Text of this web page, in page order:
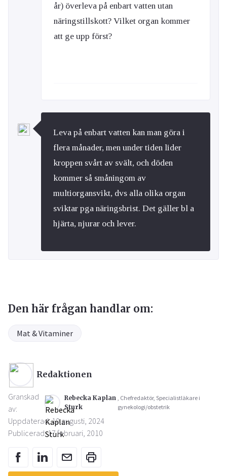
år) överleva på enbart vatten utan
näringstillskott? Vilket organ kommer
att ge upp först?
Leva på enbart vatten kan man göra i
flera månader, men under tiden lider
kroppen svårt av svält, och döden
kommer så småningom av
multiorgansvikt, dvs alla olika organ
sviktar pga näringsbrist. Det gäller bl a
hjärta, njurar och lever.
Den här frågan handlar om:
Mat & Vitaminer
Redaktionen
Granskad
av:
Rebecka Kaplan
Sturk
, Chefredaktör, Specialistläkare i
gynekologi/obstetrik
Uppdaterad: 10 augusti, 2024
Publicerad: 17 februari, 2010